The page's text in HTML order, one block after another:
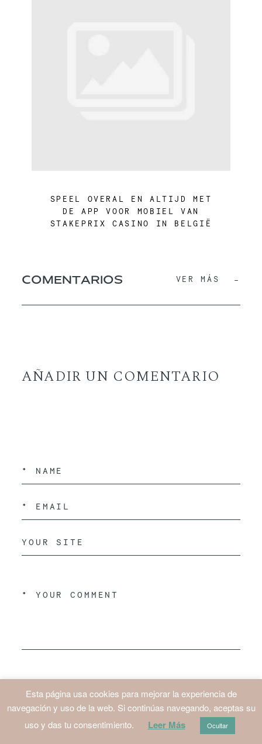
SPEEL OVERAL EN ALTIJD MET
DE APP VOOR MOBIEL VAN
STAKEPRIX CASINO IN BELGIË
COMENTARIOS VER MÁS
AÑADIR UN COMENTARIO
ENVIAR
Esta página usa cookies para mejorar la experiencia de
navegación y uso de la web. Si continúas navegando, aceptas su
uso y das tu consentimiento.
Leer Más Ocultar